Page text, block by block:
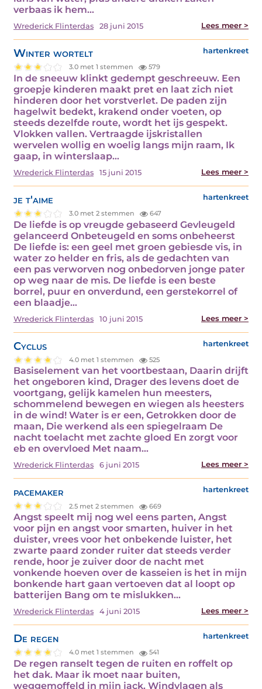
verbaas ik hem…
Wrederick Flinterdas 28 juni 2015 Lees meer >
Winter wortelt hartenkreet
3.0 met 1 stemmen 579
In de sneeuw klinkt gedempt geschreeuw. Een
groepje kinderen maakt pret en laat zich niet
hinderen door het vorstverlet. De paden zijn
hagelwit bedekt, krakend onder voeten, op
steeds dezelfde route, wordt het ijs gespekt.
Vlokken vallen. Vertraagde ijskristallen
wervelen wollig en woelig langs mijn raam, Ik
gaap, in winterslaap…
Wrederick Flinterdas 15 juni 2015 Lees meer >
je t'aime hartenkreet
3.0 met 2 stemmen 647
De liefde is op vreugde gebaseerd Gevleugeld
gelanceerd Onbeteugeld en soms onbeheerst
De liefde is: een geel met groen gebiesde vis, in
water zo helder en fris, als de gedachten van
een pas verworven nog onbedorven jonge pater
op weg naar de mis. De liefde is een beste
borrel, puur en onverdund, een gerstekorrel of
een blaadje…
Wrederick Flinterdas 10 juni 2015 Lees meer >
Cyclus hartenkreet
4.0 met 1 stemmen 525
Basiselement van het voortbestaan, Daarin drijft
het ongeboren kind, Drager des levens doet de
voortgang, gelijk kamelen hun meesters,
schommelend bewegen en wiegen als heesters
in de wind! Water is er een, Getrokken door de
maan, Die werkend als een spiegelraam De
nacht toelacht met zachte gloed En zorgt voor
eb en overvloed Met naam…
Wrederick Flinterdas 6 juni 2015 Lees meer >
pacemaker hartenkreet
2.5 met 2 stemmen 669
Angst speelt mij nog wel eens parten, Angst
voor pijn en angst voor smarten, huiver in het
duister, vrees voor het onbekende luister, het
zwarte paard zonder ruiter dat steeds verder
rende, hoor je zuiver door de nacht met
vonkende hoeven over de kasseien is het in mijn
bonkende hart gaan vertoeven dat al loopt op
batterijen Bang om te mislukken…
Wrederick Flinterdas 4 juni 2015 Lees meer >
De regen hartenkreet
4.0 met 1 stemmen 541
De regen ranselt tegen de ruiten en roffelt op
het dak. Maar ik moet naar buiten,
weggemoffeld in mijn jack. Windvlagen als